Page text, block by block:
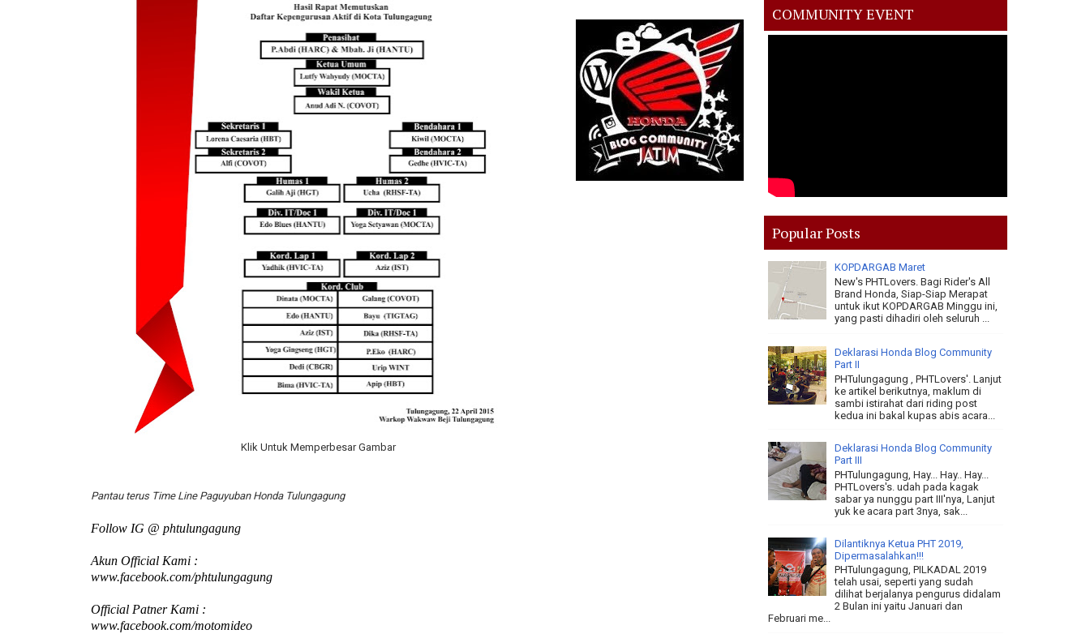
Klik Untuk Memperbesar Gambar
Pantau terus Time Line Paguyuban Honda Tulungagung
Follow IG @ phtulungagung
Akun Official Kami :
www.facebook.com/phtulungagung
Official Patner Kami :
www.facebook.com/motomideo
COMMUNITY EVENT
Popular Posts
KOPDARGAB Maret
New's PHTLovers. Bagi Rider's All
Brand Honda, Siap-Siap Merapat
untuk ikut KOPDARGAB Minggu ini,
yang pasti dihadiri oleh seluruh ...
Deklarasi Honda Blog Community
Part II
PHTulungagung , PHTLovers'. Lanjut
ke artikel berikutnya, maklum di
sambi istirahat dari riding post
kedua ini bakal kupas abis acara...
Deklarasi Honda Blog Community
Part III
PHTulungagung, Hay... Hay.. Hay...
PHTLovers's. udah pada kagak
sabar ya nunggu part III'nya, Lanjut
yuk ke acara part 3nya, sak...
Dilantiknya Ketua PHT 2019,
Dipermasalahkan!!!
PHTulungagung, PILKADAL 2019
telah usai, seperti yang sudah
dilihat berjalanya pengurus didalam
2 Bulan ini yaitu Januari dan
Februari me...